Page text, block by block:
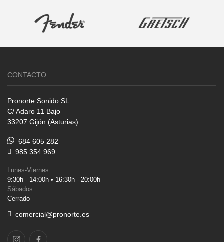
CONTACTO
Pronorte Sonido SL
C/ Adaro 11 Bajo
33207 Gijón (Asturias)
684 605 282
985 354 969
Lunes-Viernes:
9:30h - 14:00h • 16:30h - 20:00h
Sábados:
Cerrado
comercial@pronorte.es